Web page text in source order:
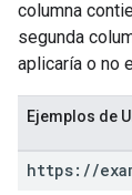
columna
segunda
aplicaría o no
Ejemplos de
https: //